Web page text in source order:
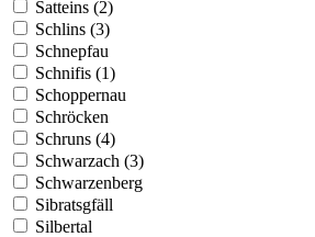
Satteins (2)
Schlins (3)
Schnepfau
Schnifis (1)
Schoppernau
Schröcken
Schruns (4)
Schwarzach (3)
Schwarzenberg
Sibratsgfäll
Silbertal